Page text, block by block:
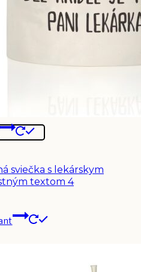
Tento
má
Možnosti
si
stránke
sviečka s lekárskym
textom 4